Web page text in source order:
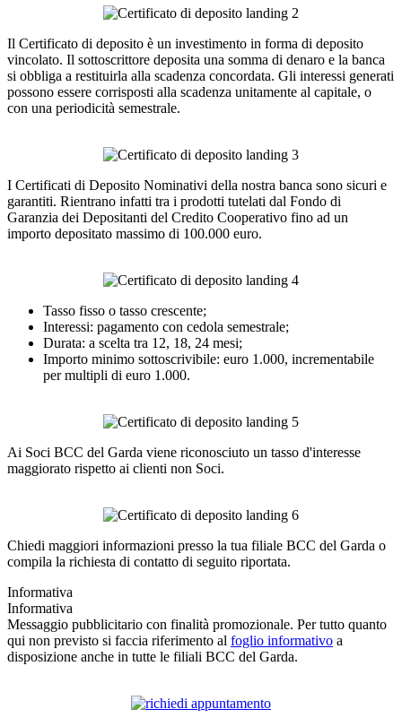
Il Certificato di deposito è un investimento in forma di deposito
vincolato. Il sottoscrittore deposita una somma di denaro e la banca
si obbliga a restituirla alla scadenza concordata. Gli interessi generati
possono essere corrisposti alla scadenza unitamente al capitale, o
con una periodicità semestrale.
I Certificati di Deposito Nominativi della nostra banca sono sicuri e
garantiti. Rientrano infatti tra i prodotti tutelati dal Fondo di
Garanzia dei Depositanti del Credito Cooperativo fino ad un
importo depositato massimo di 100.000 euro.
Tasso fisso o tasso crescente;
Interessi: pagamento con cedola semestrale;
Durata: a scelta tra 12, 18, 24 mesi;
Importo minimo sottoscrivibile: euro 1.000, incrementabile
per multipli di euro 1.000.
Ai Soci BCC del Garda viene riconosciuto un tasso d'interesse
maggiorato rispetto ai clienti non Soci.
Chiedi maggiori informazioni presso la tua filiale BCC del Garda o
compila la richiesta di contatto di seguito riportata.
Informativa
Informativa
Messaggio pubblicitario con finalità promozionale. Per tutto quanto
qui non previsto si faccia riferimento al foglio informativo a
disposizione anche in tutte le filiali BCC del Garda.